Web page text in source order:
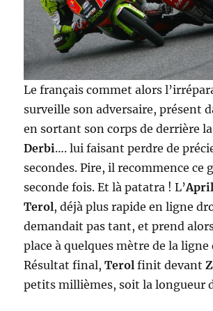
Le français commet alors
surveille son adversaire, présent
en sortant son corps de derrière
Derbi…. lui faisant perdre de
secondes. Pire, il recommence ce
seconde fois. Et là patatra ! L’
Terol, déjà plus rapide en ligne
demandait pas tant, et prend
place à quelques mètre de la ligne
Résultat final,Terol finit devant
petits millièmes, soit la longueur